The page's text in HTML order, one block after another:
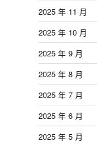
2025 年 11 月
2025 年 10 月
2025 年 9 月
2025 年 8 月
2025 年 7 月
2025 年 6 月
2025 年 5 月